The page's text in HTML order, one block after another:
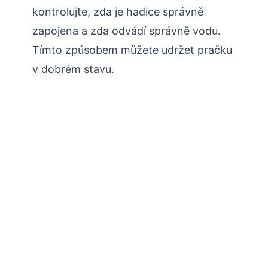
kontrolujte, zda je hadice správně
zapojena a zda odvádí správně vodu.
Tímto způsobem můžete udržet pračku
v dobrém stavu.